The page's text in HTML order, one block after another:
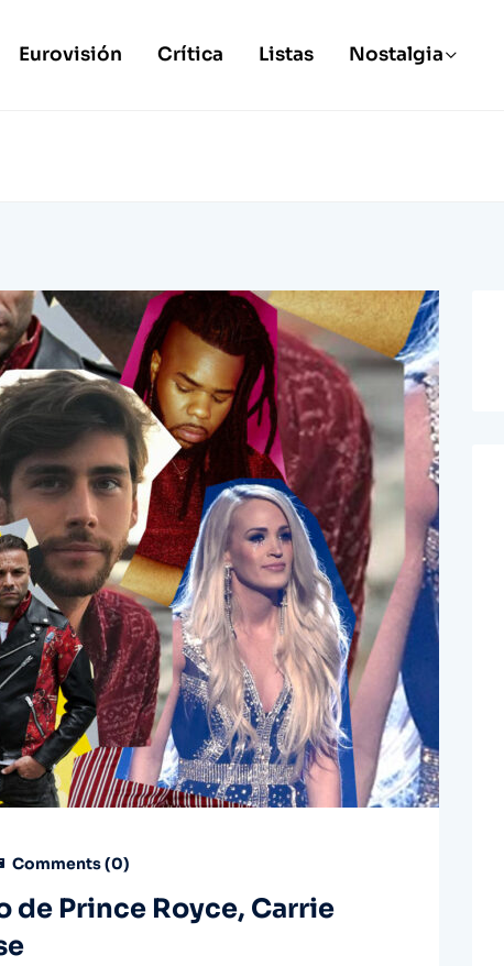
Eurovisión Crítica Listas Nostalgia
Comments (0)
de Prince Royce, Carrie